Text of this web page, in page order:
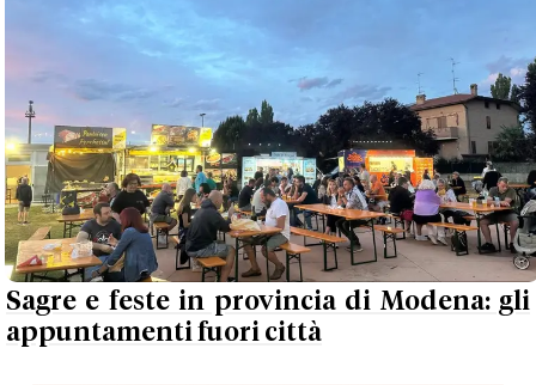
Sagre e feste in provincia di Modena: gli
appuntamenti fuori città